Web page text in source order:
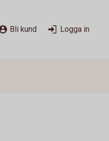
Bli kund Logga in